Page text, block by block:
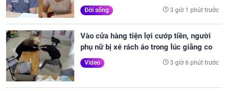
Đời sống 3 giờ 1 phút trước
Vào cửa hàng tiện lợi cướp tiền, người
phụ nữ bị xé rách áo trong lúc giằng co
Video 3 giờ 6 phút trước